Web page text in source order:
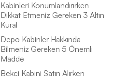
Kabinleri Konumlandırırken
Dikkat Etmeniz Gereken 3 Altın
Kural
Depo Kabinler Hakkında
Bilmeniz Gereken 5 Önemli
Madde
Bekci Kabini Satın Alırken